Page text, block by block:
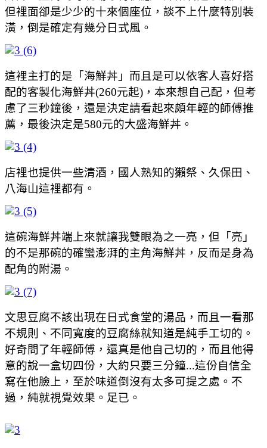
但裡面卻是少少的十來個座位，談不上什麼特別裝
潢，倒是確定有幾分日式風。
這裡主打的是「海鮮丼」而且是可以依客人喜好搭
配的客製化海鮮丼(260元起)，本來想自己配，但考
慮了三秒鐘後，還是決定請看起來頗年輕的師傅推
薦，最後決定是580元的大盛海鮮丼。
店裡也提供一些清酒，國人熟知的獺祭、久保田、
八海山這裡都有。
這碗海鮮丼端上來就讓我雙眼為之一亮，但「亮」
的不是那碗的確蠻澎湃的主角海鮮丼，反而是身為
配角的附湯。
文思豆腐不該出現在日式食堂的湯品，而且一看那
不規則、不同寬度的豆腐絲就知道是純手工切的。
好奇問了年輕師傅，還真是他自己切的，而且他得
意的說一盒切四份，大約只要三分鐘...這份自信全
寫在他臉上，至於味道倒沒有太多可提之處。不
過，純就視覺效果。足已。